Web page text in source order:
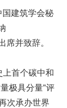
国建筑学会秘
席并致辞。
上首个碳中和
极具分量”评
次承办世界